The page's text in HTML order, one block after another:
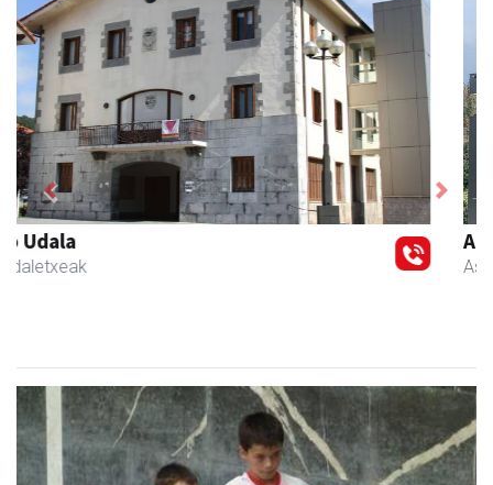
AMC Mecanocaucho
Asteasu - Industria hornidurak
Previous Next